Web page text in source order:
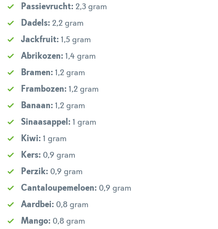
Passievrucht: 2,3 gram
Dadels: 2,2 gram
Jackfruit: 1,5 gram
Abrikozen: 1,4 gram
Bramen: 1,2 gram
Frambozen: 1,2 gram
Banaan: 1,2 gram
Sinaasappel: 1 gram
Kiwi: 1 gram
Kers: 0,9 gram
Perzik: 0,9 gram
Cantaloupemeloen: 0,9 gram
Aardbei: 0,8 gram
Mango: 0,8 gram